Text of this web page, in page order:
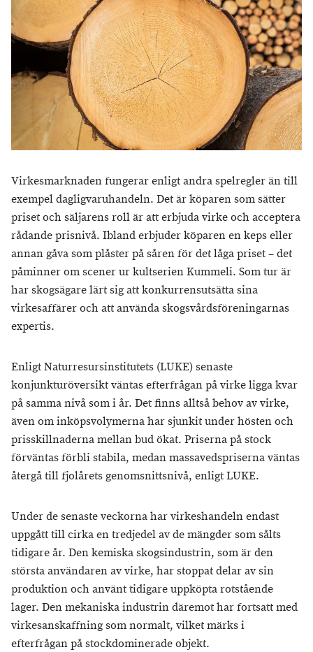
Virkesmarknaden fungerar enligt andra spelregler än till
exempel dagligvaruhandeln. Det är köparen som sätter
priset och säljarens roll är att erbjuda virke och acceptera
rådande prisnivå. Ibland erbjuder köparen en keps eller
annan gåva som plåster på såren för det låga priset – det
påminner om scener ur kultserien Kummeli. Som tur är
har skogsägare lärt sig att konkurrensutsätta sina
virkesaffärer och att använda skogsvårdsföreningarnas
expertis.
Enligt Naturresursinstitutets (LUKE) senaste
konjunkturöversikt väntas efterfrågan på virke ligga kvar
på samma nivå som i år. Det finns alltså behov av virke,
även om inköpsvolymerna har sjunkit under hösten och
prisskillnaderna mellan bud ökat. Priserna på stock
förväntas förbli stabila, medan massavedspriserna väntas
återgå till fjolårets genomsnittsnivå, enligt LUKE.
Under de senaste veckorna har virkeshandeln endast
uppgått till cirka en tredjedel av de mängder som sålts
tidigare år. Den kemiska skogsindustrin, som är den
största användaren av virke, har stoppat delar av sin
produktion och använt tidigare uppköpta rotstående
lager. Den mekaniska industrin däremot har fortsatt med
virkesanskaffning som normalt, vilket märks i
efterfrågan på stockdominerade objekt.